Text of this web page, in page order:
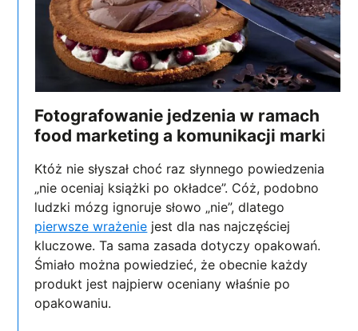
Fotografowanie jedzenia w ramach
food marketing a komunikacji marki
Któż nie słyszał choć raz słynnego powiedzenia
„nie oceniaj książki po okładce”. Cóż, podobno
ludzki mózg ignoruje słowo „nie”, dlatego
pierwsze wrażenie jest dla nas najczęściej
kluczowe. Ta sama zasada dotyczy opakowań.
Śmiało można powiedzieć, że obecnie każdy
produkt jest najpierw oceniany właśnie po
opakowaniu.